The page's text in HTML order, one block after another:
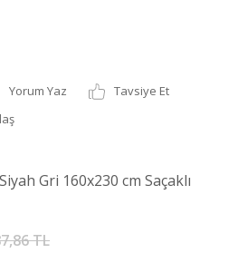
Yorum Yaz
Tavsiye Et
Gri 160x230 cm Saçaklı
TL